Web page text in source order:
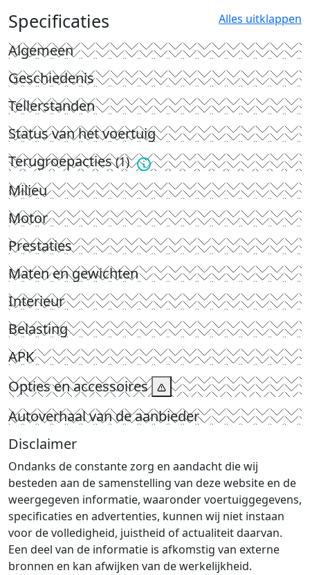
Specificaties Alles uitklappen
Algemeen
Geschiedenis
Tellerstanden
Status van het voertuig
Terugroepacties(1)
Milieu
Motor
Prestaties
Maten en gewichten
Interieur
Belasting
APK
Opties en accessoires
Autoverhaal van de aanbieder
Disclaimer
Ondanks de constante zorg en aandacht die wij
besteden aan de samenstelling van deze website en de
weergegeven informatie, waaronder voertuiggegevens,
specificaties en advertenties, kunnen wij niet instaan
voor de volledigheid, juistheid of actualiteit daarvan.
Een deel van de informatie is afkomstig van externe
bronnen en kan afwijken van de werkelijkheid.